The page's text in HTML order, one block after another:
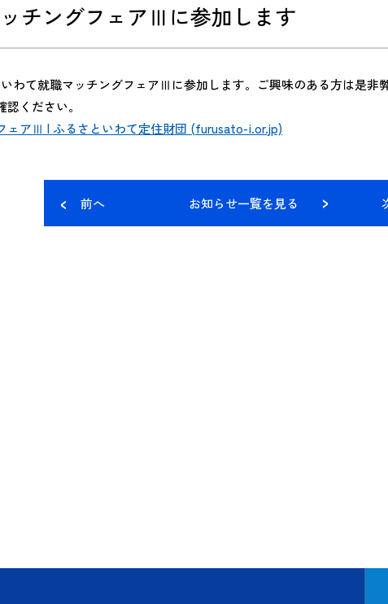
チングフェアⅢに参加します
わて就職マッチングフェアⅢに参加します。ご興味のある方は是非
ください。
ェアⅢ | ふるさといわて定住財団 (furusato-i.or.jp)
前へ お知らせ一覧を見る